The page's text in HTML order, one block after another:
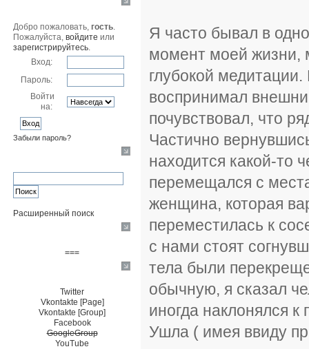
Добро пожаловать,гость.
Пожалуйста,войдите или
зарегистрируйтесь.
Вход:
Пароль:
Войти
на:
Забыли пароль?
Расширенный поиск
===
Twitter
Vkontakte [Page]
Vkontakte [Group]
Facebook
GoogleGroup
YouTube
Я часто бывал в
момент моей жизни,
глубокой
воспринимал
почувствовал, что
Частично
находится какой-то
перемещался с
женщина, которая
переместилась к
с нами стоят
тела были
обычную, я сказал
иногда наклонялся
Ушла ( имея ввиду